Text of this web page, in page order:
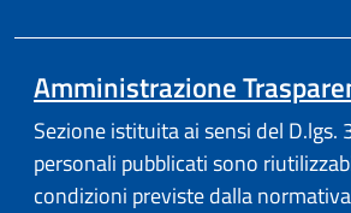
Amministrazione
Sezione istituita ai sensi del D.lgs.
personali pubblicati sono
condizioni previste dalla